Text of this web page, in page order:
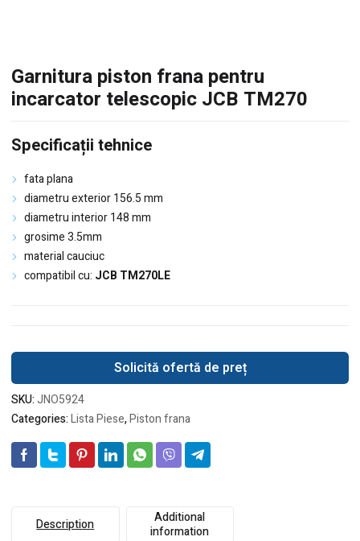
Garnitura piston frana pentru
incarcator telescopic JCB TM270
Specificații tehnice
fata plana
diametru exterior 156.5 mm
diametru interior 148 mm
grosime 3.5mm
material cauciuc
compatibil cu: JCB TM270LE
Solicită ofertă de preț
SKU:JNO5924
Categories:Lista Piese,Piston frana
Description
Additional
information